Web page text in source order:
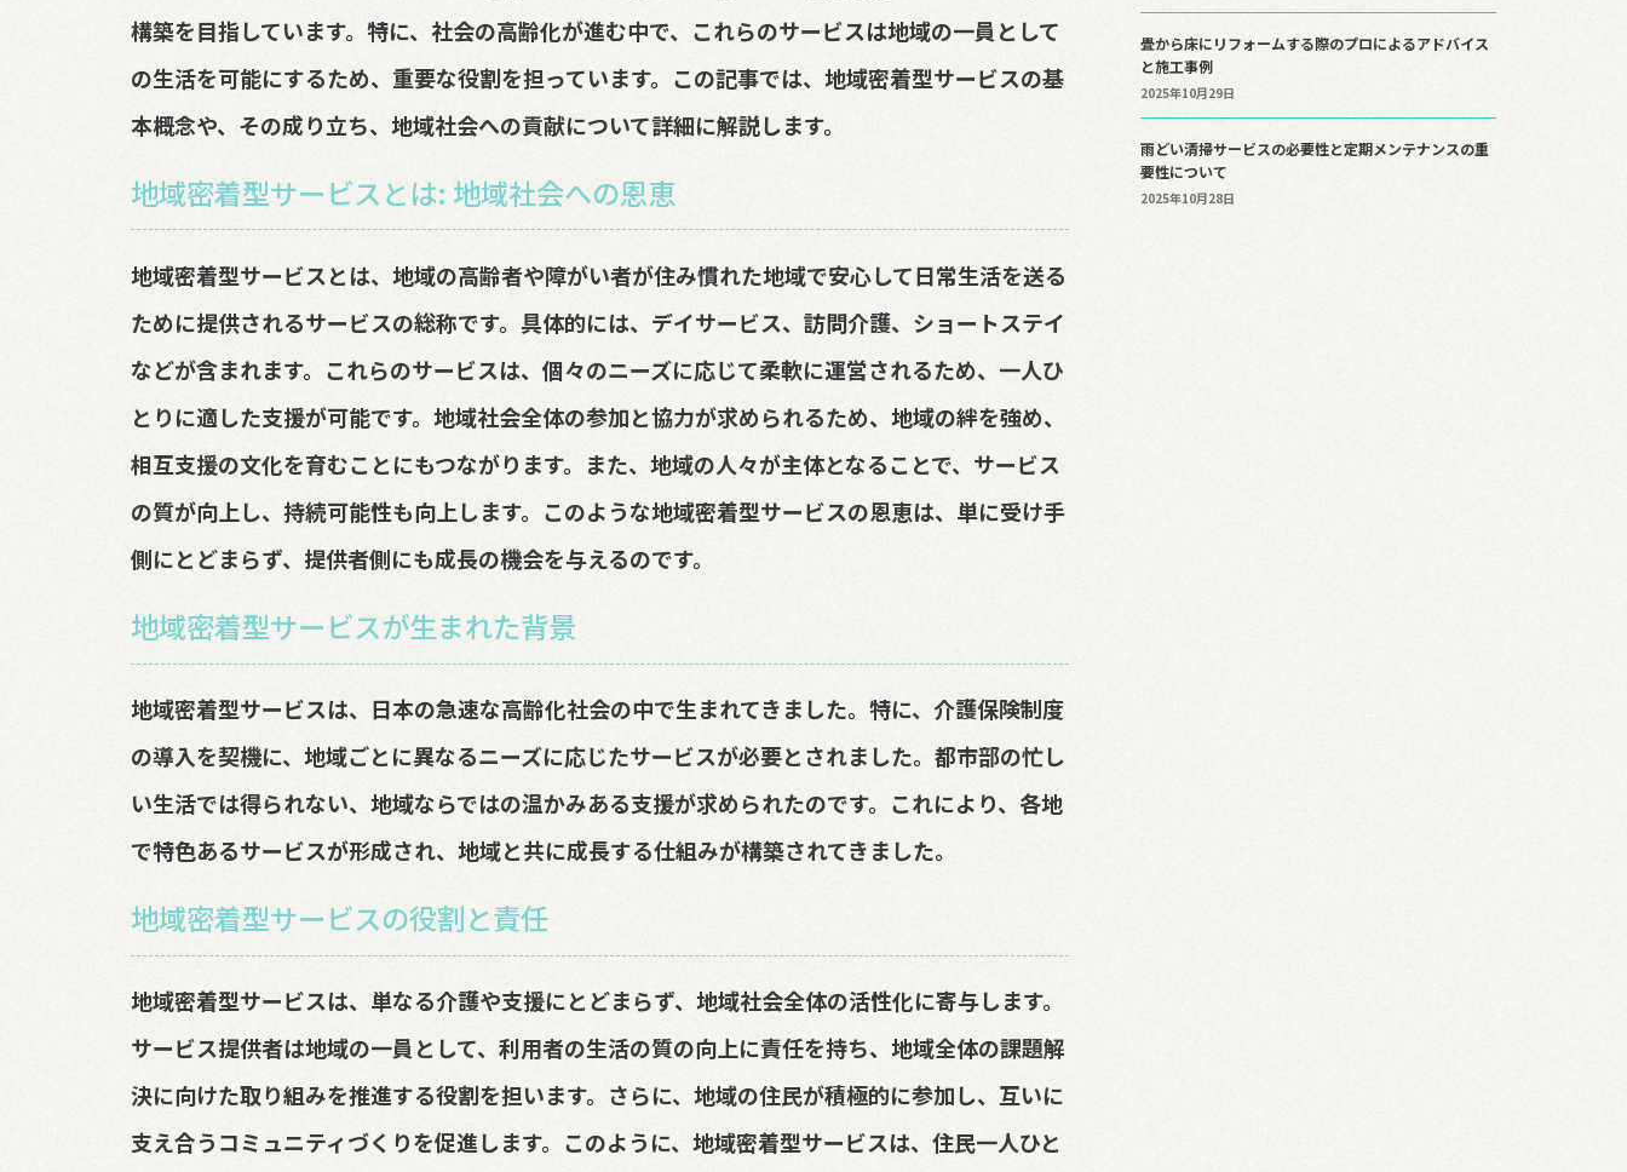
構築を目指しています。特に、社会の高齢化が進む中で、これらのサービスは地域の一員として
の生活を可能にするため、重要な役割を担っています。この記事では、地域密着型サービスの基
本概念や、その成り立ち、地域社会への貢献について詳細に解説します。
地域密着型サービスとは: 地域社会への恩恵
地域密着型サービスとは、地域の高齢者や障がい者が住み慣れた地域で安心して日常生活を送る
ために提供されるサービスの総称です。具体的には、デイサービス、訪問介護、ショートステイ
などが含まれます。これらのサービスは、個々のニーズに応じて柔軟に運営されるため、一人ひ
とりに適した支援が可能です。地域社会全体の参加と協力が求められるため、地域の絆を強め、
相互支援の文化を育むことにもつながります。また、地域の人々が主体となることで、サービス
の質が向上し、持続可能性も向上します。このような地域密着型サービスの恩恵は、単に受け手
側にとどまらず、提供者側にも成長の機会を与えるのです。
地域密着型サービスが生まれた背景
地域密着型サービスは、日本の急速な高齢化社会の中で生まれてきました。特に、介護保険制度
の導入を契機に、地域ごとに異なるニーズに応じたサービスが必要とされました。都市部の忙し
い生活では得られない、地域ならではの温かみある支援が求められたのです。これにより、各地
で特色あるサービスが形成され、地域と共に成長する仕組みが構築されてきました。
地域密着型サービスの役割と責任
地域密着型サービスは、単なる介護や支援にとどまらず、地域社会全体の活性化に寄与します。
サービス提供者は地域の一員として、利用者の生活の質の向上に責任を持ち、地域全体の課題解
決に向けた取り組みを推進する役割を担います。さらに、地域の住民が積極的に参加し、互いに
支え合うコミュニティづくりを促進します。このように、地域密着型サービスは、住民一人ひと
畳から床にリフォームする際のプロによるアドバイス
と施工事例
2025年10月29日
雨どい清掃サービスの必要性と定期メンテナンスの重
要性について
2025年10月28日